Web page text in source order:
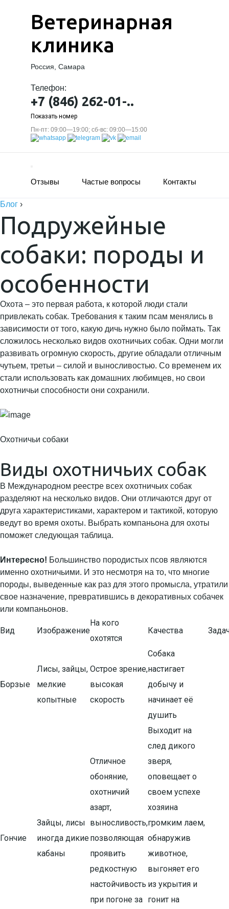
Ветеринарная
клиника
Россия, Самара
Телефон:
+7 (846) 262-01-..
Показать номер
Пн-пт: 09:00—19:00; сб-вс: 09:00—15:00
Отзывы Частые вопросы Контакты
Блог ›
Подружейные
собаки: породы и
особенности
Охота – это первая работа, к которой люди стали
привлекать собак. Требования к таким псам менялись в
зависимости от того, какую дичь нужно было поймать. Так
сложилось несколько видов охотничьих собак. Одни могли
развивать огромную скорость, другие обладали отличным
чутьем, третьи – силой и выносливостью. Со временем их
стали использовать как домашних любимцев, но свои
охотничьи способности они сохранили.
Охотничьи собаки
Виды охотничьих собак
В Международном реестре всех охотничьих собак
разделяют на несколько видов. Они отличаются друг от
друга характеристиками, характером и тактикой, которую
ведут во время охоты. Выбрать компаньона для охоты
поможет следующая таблица.
Интересно! Большинство породистых псов являются
именно охотничьими. И это несмотря на то, что многие
породы, выведенные как раз для этого промысла, утратили
свое назначение, превратившись в декоративных собачек
или компаньонов.
Вид Изображение
На кого
охотятся
Качества
Борзые
Лисы, зайцы,
мелкие
копытные
Острое зрение,
высокая
скорость
Собака
настигает
добычу и
начинает её
душить
Гончие
Зайцы, лисы
иногда дикие
кабаны
Отличное
обоняние,
охотничий
азарт,
выносливость,
позволяющая
проявить
редкостную
настойчивость
при погоне за
Выходит на
след дикого
зверя,
оповещает о
своем успехе
хозяина
громким лаем,
обнаружив
животное,
выгоняет его
из укрытия и
гонит на